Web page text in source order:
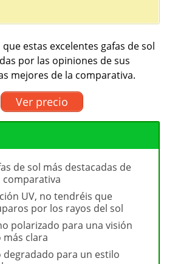
estas excelentes gafas de sol
por las opiniones de sus
mejores de la comparativa.
Ver precio
de sol más destacadas de
comparativa
UV, no tendréis que
por los rayos del sol
polarizado para una visión
más clara
degradado para un estilo